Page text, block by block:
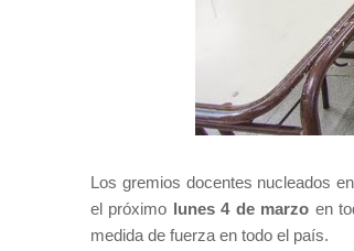
Los gremios docentes nucleados
el próximo lunes 4 de marzo en
medida de fuerza en todo el país.